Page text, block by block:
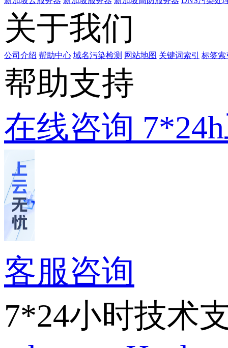
关于我们
公司介绍 帮助中心 域名污染检测 网站地图 关键词索引 标签索
帮助支持
在线咨询
客服咨询
7*24小时技术